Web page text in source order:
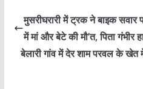
मुसरीघरारी में ट्रक ने बाइक
में मां और बेटे की मौ’त, पिता गंभीर
बेलारी गांव में देर शाम परवल के खेत